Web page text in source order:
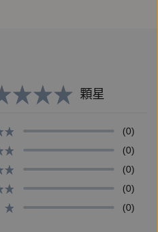
顆星
(0)
(0)
(0)
(0)
(0)